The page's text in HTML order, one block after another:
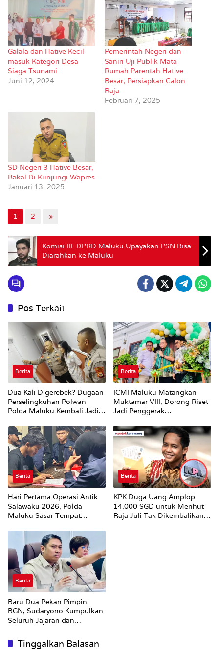
Galala dan Hative Kecil
masuk Kategori Desa
Siaga Tsunami
Juni 12, 2024
Pemerintah Negeri dan
Saniri Uji Publik Mata
Rumah Parentah Hative
Besar, Persiapkan Calon
Raja
Februari 7, 2025
SD Negeri 3 Hative Besar,
Bakal Di Kunjungi Wapres
Januari 13, 2025
1 2 »
Komisi III DPRD Maluku Upayakan PSN Bisa
Diarahkan ke Maluku
Pos Terkait
Berita
Dua Kali Digerebek? Dugaan
Perselingkuhan Polwan
Polda Maluku Kembali Jadi
Berita
ICMI Maluku Matangkan
Muktamar VIII, Dorong Riset
Jadi Penggerak
Berita
Hari Pertama Operasi Antik
Salawaku 2026, Polda
Maluku Sasar Tempat
Berita
KPK Duga Uang Amplop
14.000 SGD untuk Menhut
Raja Juli Tak Dikembalikan
Berita
Baru Dua Pekan Pimpin
BGN, Sudaryono Kumpulkan
Seluruh Jajaran dan
Pungli dan Pemerasan
Tinggalkan Balasan